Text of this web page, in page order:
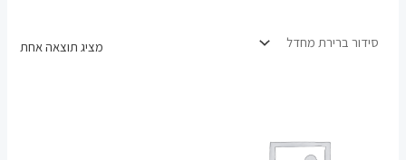
מציג תוצאה אחת